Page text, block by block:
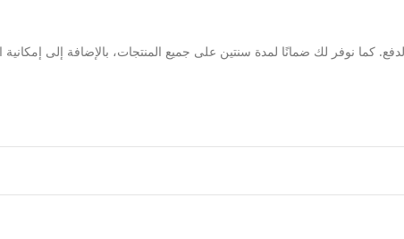
كما نوفر لك ضمانًا لمدة سنتين على جميع المنتجات، بالإضافة إلى إمكانية